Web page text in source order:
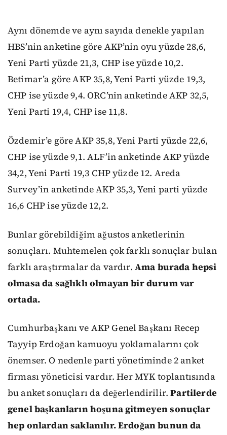
Aynı dönemde ve aynı sayıda denekle yapılan
HBS’nin anketine göre AKP’nin oyu yüzde 28,6,
Yeni Parti yüzde 21,3, CHP ise yüzde 10,2.
Betimar’a göre AKP 35,8, Yeni Parti yüzde 19,3,
CHP ise yüzde 9,4. ORC’nin anketinde AKP 32,5,
Yeni Parti 19,4, CHP ise 11,8.
Özdemir’e göre AKP 35,8, Yeni Parti yüzde 22,6,
CHP ise yüzde 9,1. ALF’in anketinde AKP yüzde
34,2, Yeni Parti 19,3 CHP yüzde 12. Areda
Survey’in anketinde AKP 35,3, Yeni parti yüzde
16,6 CHP ise yüzde 12,2.
Bunlar görebildiğim ağustos anketlerinin
sonuçları. Muhtemelen çok farklı sonuçlar bulan
farklı araştırmalar da vardır. Ama burada hepsi
olmasa da sağlıklı olmayan bir durum var
ortada.
Cumhurbaşkanı ve AKP Genel Başkanı Recep
Tayyip Erdoğan kamuoyu yoklamalarını çok
önemser. O nedenle parti yönetiminde 2 anket
firması yöneticisi vardır. Her MYK toplantısında
bu anket sonuçları da değerlendirilir.Partilerde
genel başkanların hoşuna gitmeyen sonuçlar
hep onlardan saklanılır. Erdoğan bunun da